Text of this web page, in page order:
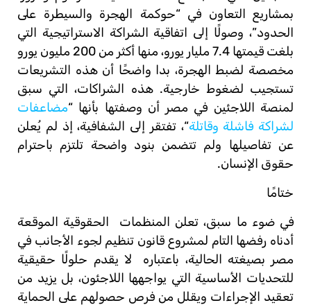
بمشاريع التعاون في “حوكمة الهجرة والسيطرة على
الحدود”، وصولًا إلى اتفاقية الشراكة الاستراتيجية التي
بلغت قيمتها 7.4 مليار يورو، منها أكثر من 200 مليون يورو
مخصصة لضبط الهجرة، بدا واضحًا أن هذه التشريعات
تستجيب لضغوط خارجية. هذه الشراكات، التي سبق
لمنصة اللاجئين في مصر أن وصفتها بأنها “مضاعفات
لشراكة فاشلة وقاتلة“، تفتقر إلى الشفافية، إذ لم يُعلن
عن تفاصيلها ولم تتضمن بنود واضحة تلتزم باحترام
حقوق الإنسان.
ختامًا
في ضوء ما سبق، تعلن المنظمات
الحقوقية الموقعة
أدناه رفضها التام لمشروع قانون تنظيم لجوء الأجانب في
مصر بصيغته الحالية، باعتباره
لا يقدم حلولًا حقيقية
للتحديات الأساسية التي يواجهها اللاجئون، بل يزيد من
تعقيد الإجراءات ويقلل من فرص حصولهم على الحماية